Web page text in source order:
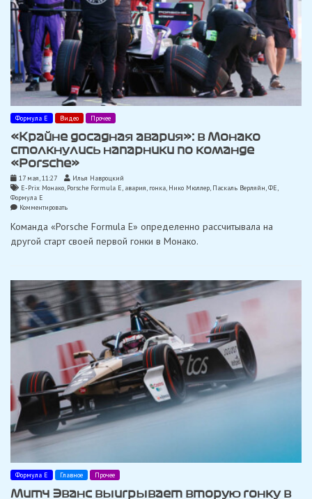
Формула Е Видео Прочее
«Крайне досадная авария»: в Монако
столкнулись напарники по команде
«Porsche»
17 мая, 11:27
Илья Навроцкий
E-Prix Монако, Porsche Formula E, авария, гонка, Нико Мюллер, Паскаль Верляйн,ФЕ
Формула Е
Комментироватьon
досадная
авария»:
в
по
команде
«Porsche»
Команда «Porsche Formula E» определенно рассчитывала на
другой старт своей первой гонки в Монако.
Формула Е Главное Прочее
Митч Эванс выигрывает вторую гонку в